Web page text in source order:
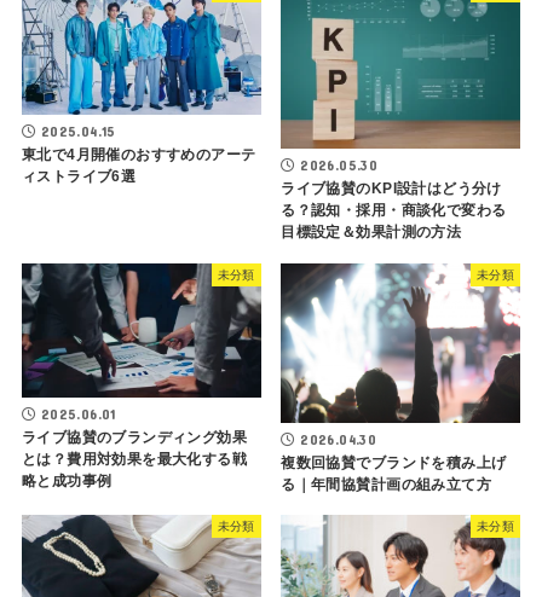
2025.04.15
東北で4月開催のおすすめのアーテ
ィストライブ6選
2026.05.30
ライブ協賛のKPI設計はどう分け
る？認知・採用・商談化で変わる
目標設定＆効果計測の方法
未分類
2025.06.01
ライブ協賛のブランディング効果
とは？費用対効果を最大化する戦
略と成功事例
未分類
2026.04.30
複数回協賛でブランドを積み上げ
る｜年間協賛計画の組み立て方
未分類 未分類